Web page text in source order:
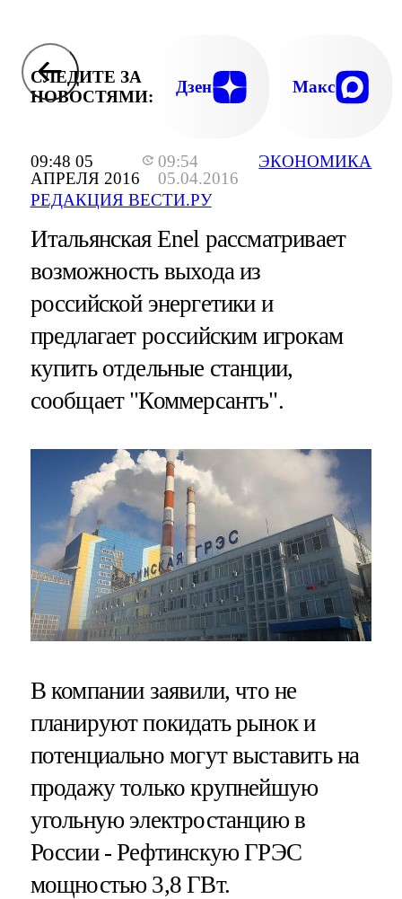
09:48 05
АПРЕЛЯ 2016
09:54
05.04.2016
РЕДАКЦИЯ ВЕСТИ.РУ
ЭКОНОМИКА
СЛЕДИТЕ ЗА
НОВОСТЯМИ:
Дзен Макс
Итальянская Enel рассматривает
возможность выхода из
российской энергетики и
предлагает российским игрокам
купить отдельные станции,
сообщает "Коммерсантъ".
В компании заявили, что не
планируют покидать рынок и
потенциально могут выставить на
продажу только крупнейшую
угольную электростанцию в
России - Рефтинскую ГРЭС
мощностью 3,8 ГВт.